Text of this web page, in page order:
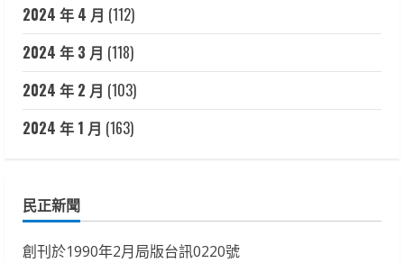
2024 年 4 月 (112)
2024 年 3 月 (118)
2024 年 2 月 (103)
2024 年 1 月 (163)
民正新聞
創刊於1990年2月局版台訊0220號